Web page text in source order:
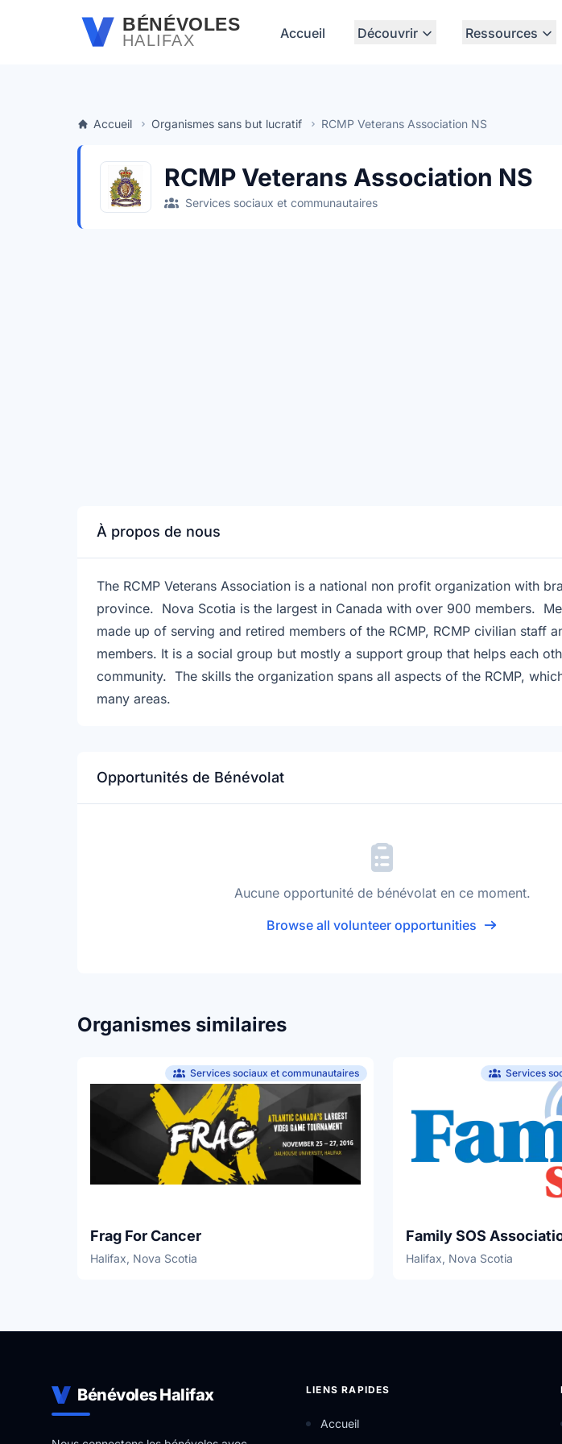
Passer au contenu principalBÉNÉVOLES
HALIFAX Accueil Découvrir Ressources
Accueil Organismes sans but lucratif RCMP Veterans Association NS
RCMP Veterans Association NS
Services sociaux et communautaires
À propos de nous
The RCMP Veterans Association is a national non profit organization with
province. Nova Scotia is the largest in Canada with over 900 members.
made up of serving and retired members of the RCMP, RCMP civilian staff
members. It is a social group but mostly a support group that helps each
community. The skills the organization spans all aspects of the RCMP,
many areas.
Opportunités de Bénévolat
Aucune opportunité de bénévolat en ce moment.
Browse all volunteer opportunities
Organismes similaires
Services sociaux et communautaires
Frag For Cancer
Halifax, Nova Scotia
Services
Family SOS
Halifax, Nova Scotia
Bénévoles Halifax LIENS RAPIDES
Accueil